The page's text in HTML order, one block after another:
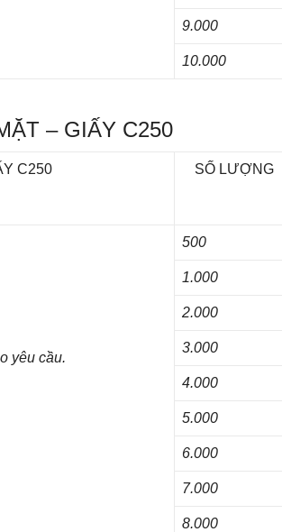
9.000
10.000
– GIẤY C250
C250 SỐ LƯỢNG
yêu cầu.
500
1.000
2.000
3.000
4.000
5.000
6.000
7.000
8.000